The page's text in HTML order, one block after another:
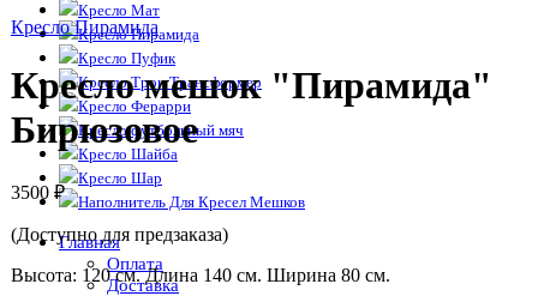
Кресло Мат
Кресло Пирамида
Кресло Пуфик
Кресло Трон Трансформер
Кресло Ферарри
Кресло футбольный мяч
Кресло Шайба
Кресло Шар
Наполнитель Для Кресел Мешков
Главная
Оплата
Доставка
Кресло Пирамида
Кресло мешок "Пирамида"
Бирюзовое
3500 ₽
(Доступно для предзаказа)
Высота: 120 см. Длина 140 см. Ширина 80 см.